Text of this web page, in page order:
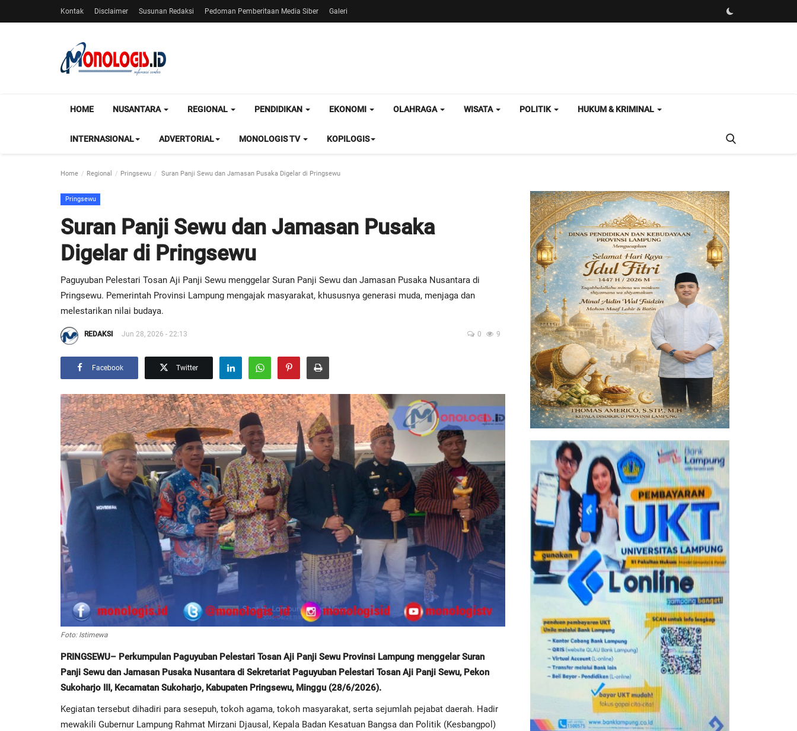
Kontak Disclaimer Susunan Redaksi Pedoman Pemberitaan Media Siber Galeri
HOME NUSANTARA REGIONAL PENDIDIKAN EKONOMI OLAHRAGA WISATA POLITIK HUKUM & KRIMINAL
INTERNASIONAL ADVERTORIAL MONOLOGIS TV KOPILOGIS
Home Regional Pringsewu Suran Panji Sewu dan Jamasan Pusaka Digelar di Pringsewu
Pringsewu
Suran Panji Sewu dan Jamasan Pusaka
Digelar di Pringsewu
Paguyuban Pelestari Tosan Aji Panji Sewu menggelar Suran Panji Sewu dan Jamasan Pusaka Nusantara di
Pringsewu. Pemerintah Provinsi Lampung mengajak masyarakat, khususnya generasi muda, menjaga dan
melestarikan nilai budaya.
REDAKSI Jun 28, 2026 - 22:13 0 9
Facebook Twitter
Foto: Istimewa
PRINGSEWU– Perkumpulan Paguyuban Pelestari Tosan Aji Panji Sewu Provinsi Lampung menggelar Suran
Panji Sewu dan Jamasan Pusaka Nusantara di Sekretariat Paguyuban Pelestari Tosan Aji Panji Sewu, Pekon
Sukoharjo III, Kecamatan Sukoharjo, Kabupaten Pringsewu, Minggu (28/6/2026).
Kegiatan tersebut dihadiri para sesepuh, tokoh agama, tokoh masyarakat, serta sejumlah pejabat daerah. Hadir
mewakili Gubernur Lampung Rahmat Mirzani Djausal, Kepala Badan Kesatuan Bangsa dan Politik (Kesbangpol)